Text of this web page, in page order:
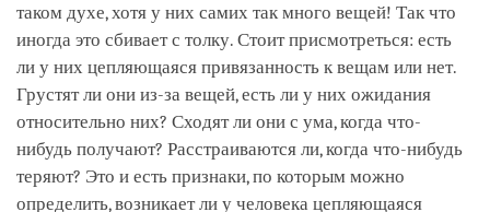
таком духе, хотя у них самих так много вещей! Так что
иногда это сбивает с толку. Стоит присмотреться: есть
ли у них цепляющаяся привязанность к вещам или нет.
Грустят ли они из-за вещей, есть ли у них ожидания
относительно них? Сходят ли они с ума, когда что-
нибудь получают? Расстраиваются ли, когда что-нибудь
теряют? Это и есть признаки, по которым можно
определить, возникает ли у человека цепляющаяся